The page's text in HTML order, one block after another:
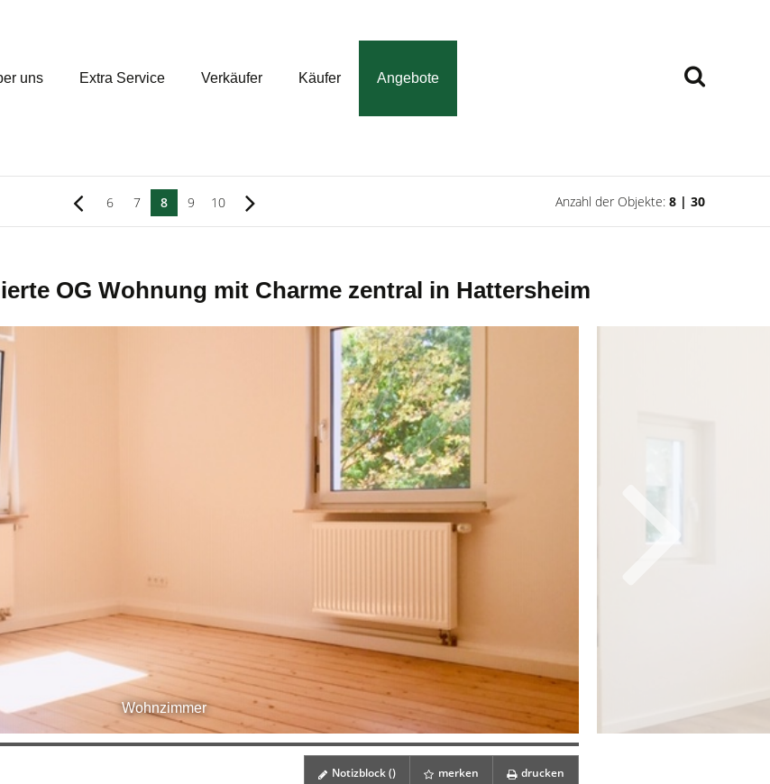
uns Extra Service Verkäufer Käufer Angebote
6 7 8 9 10 Anzahl der Objekte: 8 | 30
OG Wohnung mit Charme zentral in Hattersheim
Wohnzimmer
Notizblock () merken drucken